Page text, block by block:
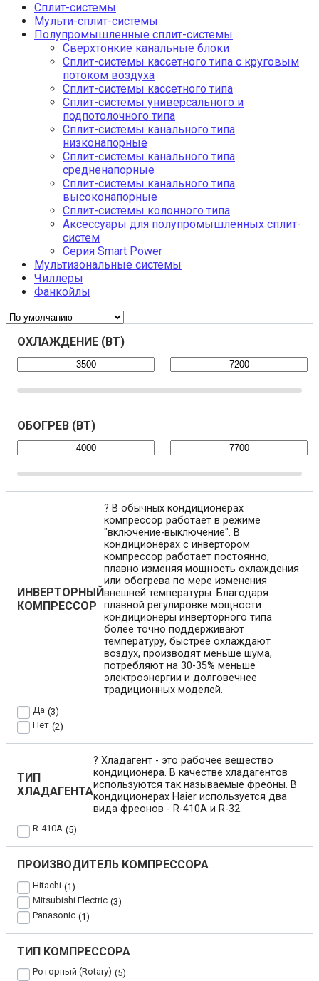
Сплит-системы
Мульти-сплит-системы
Полупромышленные сплит-системы
Сверхтонкие канальные блоки
Сплит-системы кассетного типа с круговым
потоком воздуха
Сплит-системы кассетного типа
Сплит-системы универсального и
подпотолочного типа
Сплит-системы канального типа
низконапорные
Сплит-системы канального типа
средненапорные
Сплит-системы канального типа
высоконапорные
Сплит-системы колонного типа
Аксессуары для полупромышленных сплит-
систем
Серия Smart Power
Мультизональные системы
Чиллеры
Фанкойлы
ОХЛАЖДЕНИЕ (ВТ)
ОБОГРЕВ (ВТ)
ИНВЕРТОРНЫЙ
КОМПРЕССОР
? В обычных кондиционерах
компрессор работает в режиме
"включение-выключение". В
кондиционерах с инвертором
компрессор работает постоянно,
плавно изменяя мощность охлаждения
или обогрева по мере изменения
внешней температуры. Благодаря
плавной регулировке мощности
кондиционеры инверторного типа
более точно поддерживают
температуру, быстрее охлаждают
воздух, производят меньше шума,
потребляют на 30-35% меньше
электроэнергии и долговечнее
традиционных моделей.
Да 3
Нет 2
ТИП
ХЛАДАГЕНТА
? Хладагент - это рабочее вещество
кондиционера. В качестве хладагентов
используются так называемые фреоны. В
кондиционерах Haier используется два
вида фреонов - R-410A и R-32.
R-410A 5
ПРОИЗВОДИТЕЛЬ КОМПРЕССОРА
Hitachi 1
Mitsubishi Electric 3
Panasonic 1
ТИП КОМПРЕССОРА
Роторный (Rotary) 5